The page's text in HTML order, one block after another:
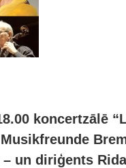
koncertzālē
un diriģents